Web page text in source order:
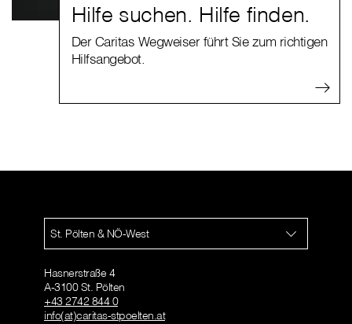
Hilfe suchen. Hilfe finden.
Der Caritas Wegweiser führt Sie zum richtigen
Hilfsangebot.
St. Pölten & NÖ-West
Hasnerstraße 4
A-3100 St. Pölten
+43 2742 844 0
info(at)caritas-stpoelten.at